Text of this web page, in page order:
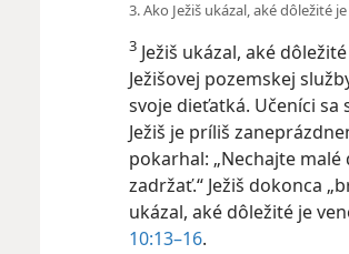
3. Ako Ježiš ukázal, aké dôležité
3 Ježiš ukázal, aké
Ježišovej pozemskej
svoje dieťatká. Učeníci
Ježiš je príliš
pokarhal: „Nechajte
zadržať.“ Ježiš dokonca
ukázal, aké dôležité je
10:13–16.